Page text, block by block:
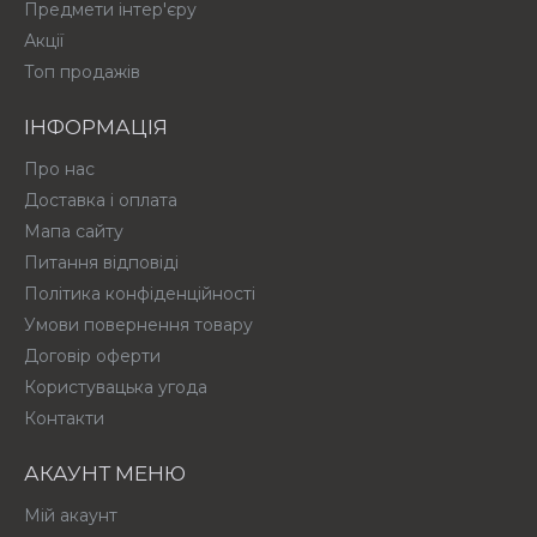
Предмети інтер'єру
Акції
Топ продажів
ІНФОРМАЦІЯ
Про нас
Доставка і оплата
Мапа сайту
Питання відповіді
Політика конфіденційності
Умови повернення товару
Договір оферти
Користувацька угода
Контакти
АКАУНТ МЕНЮ
Мій акаунт